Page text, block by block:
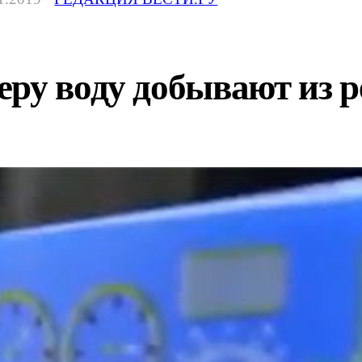
воду добывают из